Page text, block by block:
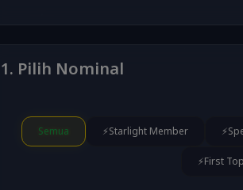
1. Pilih Nominal
Semua ⚡Starlight Member
⚡First